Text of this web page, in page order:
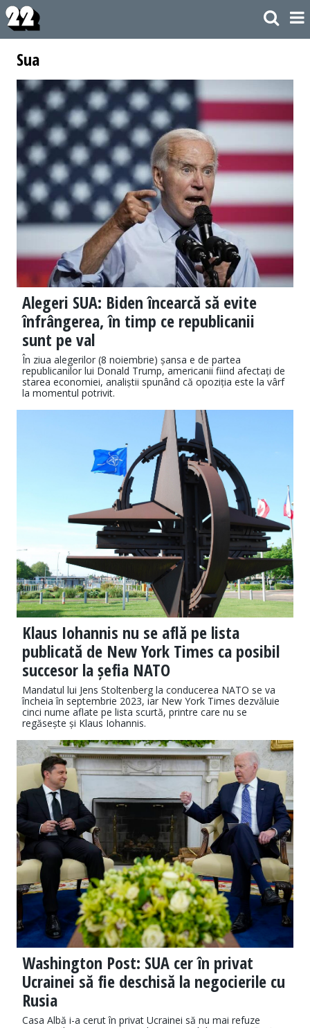
Sua
Alegeri SUA: Biden încearcă să evite
înfrângerea, în timp ce republicanii
sunt pe val
În ziua alegerilor (8 noiembrie) șansa e de partea
republicanilor lui Donald Trump, americanii fiind afectați de
starea economiei, analiștii spunând că opoziția este la vârf
la momentul potrivit.
Klaus Iohannis nu se află pe lista
publicată de New York Times ca posibil
succesor la șefia NATO
Mandatul lui Jens Stoltenberg la conducerea NATO se va
încheia în septembrie 2023, iar New York Times dezvăluie
cinci nume aflate pe lista scurtă, printre care nu se
regăsește și Klaus Iohannis.
Washington Post: SUA cer în privat
Ucrainei să fie deschisă la negocierile cu
Rusia
Casa Albă i-a cerut în privat Ucrainei să nu mai refuze